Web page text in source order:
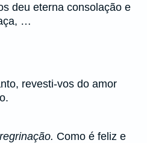
deu eterna consolação e
…
revesti-vos do amor
Como é feliz e